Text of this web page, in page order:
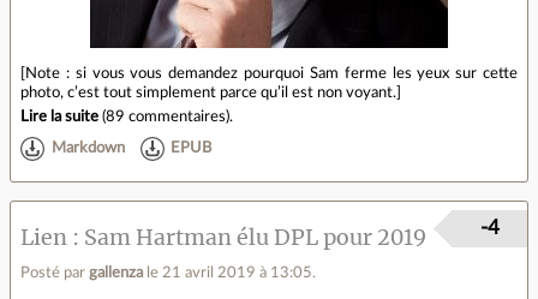
[Note : si vous vous demandez pourquoi Sam ferme les yeux sur cette
photo, c’est tout simplement parce qu’il est non voyant.]
Lire la suite (89 commentaires).
Markdown EPUB
Lien Sam Hartman élu DPL pour 2019
Posté par gallenza le 21 avril 2019 à 13:05.
-4